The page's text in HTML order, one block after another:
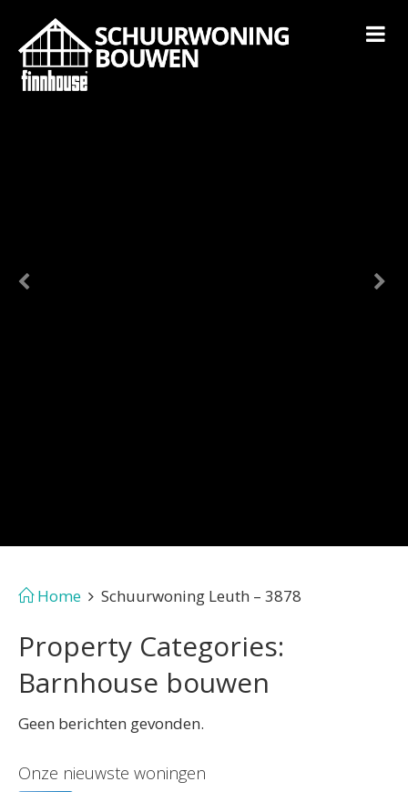
Home Schuurwoning Leuth – 3878
Property Categories:
Barnhouse bouwen
Geen berichten gevonden.
Onze nieuwste woningen